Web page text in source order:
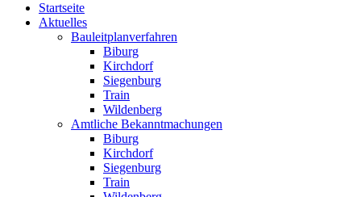
Startseite
Aktuelles
Bauleitplanverfahren
Biburg
Kirchdorf
Siegenburg
Train
Wildenberg
Amtliche Bekanntmachungen
Biburg
Kirchdorf
Siegenburg
Train